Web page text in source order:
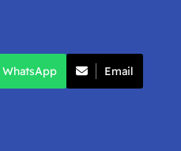
WhatsApp Email